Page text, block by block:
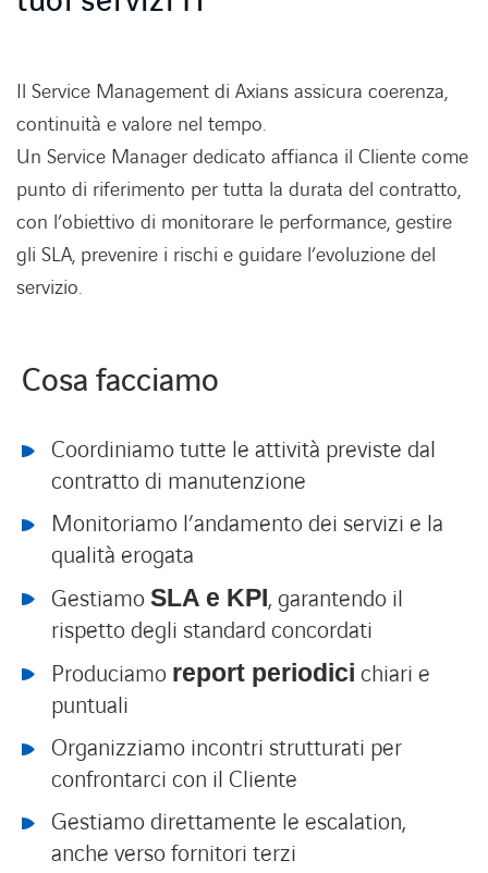
Lavora con noi
Contatti
Lavora con noi
Contatti
Il Service Management di Axians assicura coerenza,
continuità e valore nel tempo.
Un Service Manager dedicato affianca il Cliente come
punto di riferimento per tutta la durata del contratto,
con l’obiettivo di monitorare le performance, gestire
gli SLA, prevenire i rischi e guidare l’evoluzione del
servizio.
Cosa facciamo
Coordiniamo tutte le attività previste dal
contratto di manutenzione
Monitoriamo l’andamento dei servizi e la
qualità erogata
Gestiamo SLA e KPI, garantendo il
rispetto degli standard concordati
Produciamo report periodici chiari e
puntuali
Organizziamo incontri strutturati per
confrontarci con il Cliente
Gestiamo direttamente le escalation,
anche verso fornitori terzi